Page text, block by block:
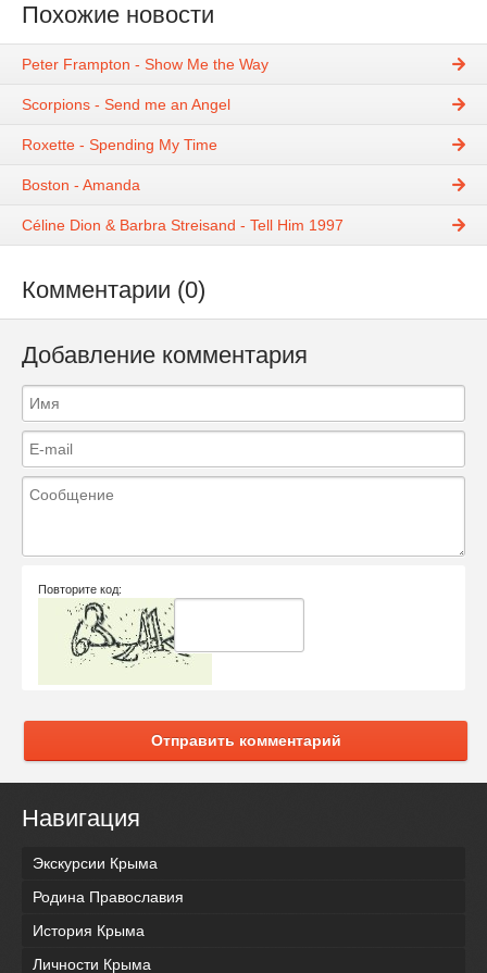
Похожие новости
Peter Frampton - Show Me the Way
Scorpions - Send me an Angel
Roxette - Spending My Time
Boston - Amanda
Céline Dion & Barbra Streisand - Tell Him 1997
Комментарии (0)
Добавление комментария
Повторите код:
Отправить комментарий
Навигация
Экскурсии Крыма
Родина Православия
История Крыма
Личности Крыма